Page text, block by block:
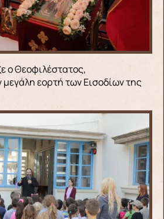
ο Θεοφιλέστατος,
εορτή των Εισοδίων της